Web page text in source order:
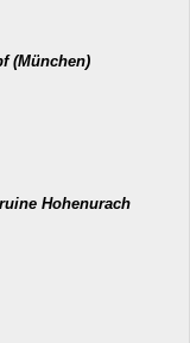
(München)
Hohenurach